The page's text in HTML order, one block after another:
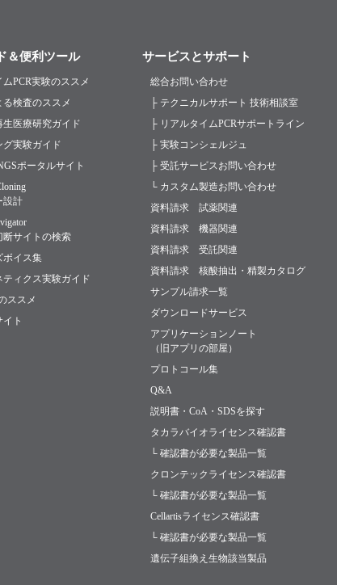
＆便利ツール
ムPCR実験のススメ
検査のススメ
生医療研究ガイド
グ実験ガイド
ポータルサイト
設計
断サイトの検索
ボイス集
ティクス実験ガイド
ススメ
ト
サービスとサポート
総合お問い合わせ
├ テクニカルサポート 技術相談室
├ リアルタイムPCRサポートライン
├ 実験コンシェルジュ
├ 受託サービスお問い合わせ
└ カスタム製造お問い合わせ
資料請求 試薬関連
資料請求 機器関連
資料請求 受託関連
資料請求 核酸抽出・精製カタログ
サンプル請求一覧
ダウンロードサービス
アプリケーションノート
（旧アプリの部屋）
プロトコール集
Q&A
説明書・CoA・SDSを探す
タカラバイオライセンス確認書
└ 確認書が必要な製品一覧
クロンテックライセンス確認書
└ 確認書が必要な製品一覧
Cellartisライセンス確認書
└ 確認書が必要な製品一覧
遺伝子組換え生物該当製品